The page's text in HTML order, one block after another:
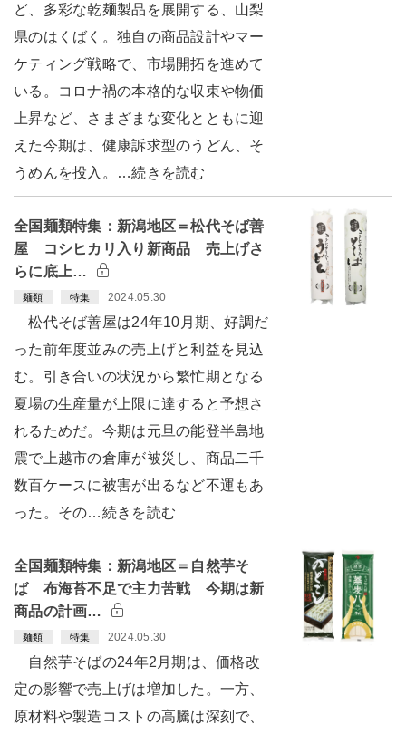
ど、多彩な乾麺製品を展開する、山梨
県のはくばく。独自の商品設計やマー
ケティング戦略で、市場開拓を進めて
いる。コロナ禍の本格的な収束や物価
上昇など、さまざまな変化とともに迎
えた今期は、健康訴求型のうどん、そ
うめんを投入。…続きを読む
全国麺類特集：新潟地区＝松代そば善
屋 コシヒカリ入り新商品 売上げさ
らに底上…
麺類 特集 2024.05.30
松代そば善屋は24年10月期、好調だ
った前年度並みの売上げと利益を見込
む。引き合いの状況から繁忙期となる
夏場の生産量が上限に達すると予想さ
れるためだ。今期は元旦の能登半島地
震で上越市の倉庫が被災し、商品二千
数百ケースに被害が出るなど不運もあ
った。その…続きを読む
全国麺類特集：新潟地区＝自然芋そ
ば 布海苔不足で主力苦戦 今期は新
商品の計画…
麺類 特集 2024.05.30
自然芋そばの24年2月期は、価格改
定の影響で売上げは増加した。一方、
原材料や製造コストの高騰は深刻で、